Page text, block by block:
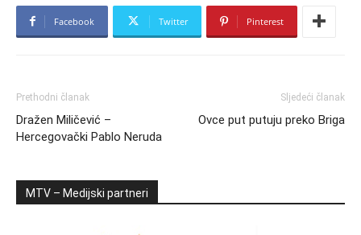
Facebook Twitter Pinterest
Prethodni članak
Dražen Miličević –
Hercegovački Pablo Neruda
Sljedeći članak
Ovce put putuju preko Briga
MTV – Medijski partneri